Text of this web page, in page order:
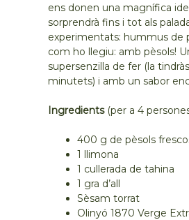
ens donen una magnífica
sorprendrà fins i tot als
experimentats: hummus de
com ho llegiu: amb pèsols!
supersenzilla de fer (la
minutets) i amb un sabor
Ingredients (per a 4
400 g de pèsols
1 llimona
1 cullerada de tahina
1 gra d’all
Sèsam torrat
Olinyó 1870 Verge